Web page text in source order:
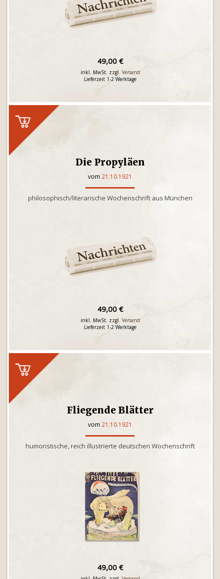
49,00 €
inkl. MwSt. zzgl. Versand
Lieferzeit 1-2 Werktage
Die Propyläen
vom 21.10.1921
philosophisch/literarische Wochenschrift aus München
49,00 €
inkl. MwSt. zzgl. Versand
Lieferzeit 1-2 Werktage
Fliegende Blätter
vom 21.10.1921
humoristische, reich illustrierte deutschen Wochenschrift
49,00 €